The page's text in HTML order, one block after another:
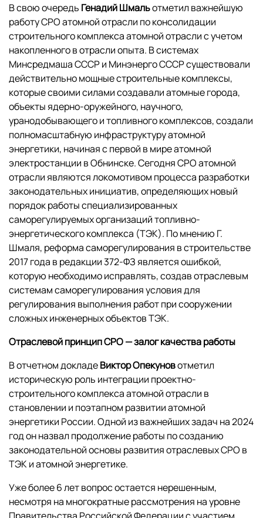
В свою очередь Генадий Шмальотметил важнейшую
работу СРО атомной отрасли по консолидации
строительного комплекса атомной отрасли с учетом
накопленного в отрасли опыта. В системах
Минсредмаша СССР и Минэнерго СССР существовали
действительно мощные строительные комплексы,
которые своими силами создавали атомные города,
объекты ядерно-оружейного, научного,
уранодобывающего и топливного комплексов, создали
полномасштабную инфраструктуру атомной
энергетики, начиная с первой в мире атомной
электростанции в Обнинске. Сегодня СРО атомной
отрасли являются локомотивом процесса разработки
законодательных инициатив, определяющих новый
порядок работы специализированных
саморегулируемых организаций топливно-
энергетического комплекса (ТЭК). По мнению Г.
Шмаля, реформа саморегулирования в строительстве
2017 года в редакции 372-ФЗ является ошибкой,
которую необходимо исправлять, создав отраслевым
системам саморегулирования условия для
регулирования выполнения работ при сооружении
сложных инженерных объектов ТЭК.
Отраслевой принцип СРО — залог качества работы
В отчетном докладеВиктор Опекуновотметил
историческую роль интеграции проектно-
строительного комплекса атомной отрасли в
становлении и поэтапном развитии атомной
энергетики России. Одной из важнейших задач на 2024
год он назвал продолжение работы по созданию
законодательной основы развития отраслевых СРО в
ТЭК и атомной энергетике.
Уже более 6 лет вопрос остается нерешенным,
несмотря на многократные рассмотрения на уровне